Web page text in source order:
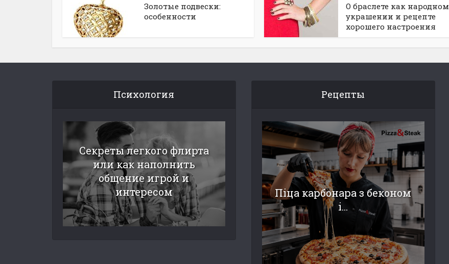
Золотые подвески:
особенности
О браслете как народном
украшении и рецепте
хорошего настроения
Психология
Секреты легкого флирта
или как наполнить
общение игрой и
интересом
Рецепты
Піца карбонара з беконом
і...